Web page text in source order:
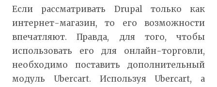
Если рассматривать Drupal только как
интернет-магазин, то его возможности
впечатляют. Правда, для того, чтобы
использовать его для онлайн-торговли,
необходимо поставить дополнительный
модуль Ubercart. Используя Ubercart, а